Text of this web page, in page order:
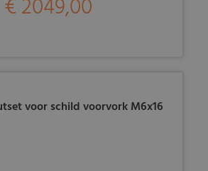
€ 2049,00
voor schild voorvork M6x16